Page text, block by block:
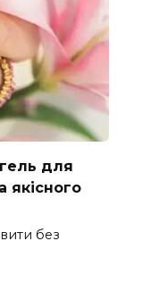
для
якісного
без